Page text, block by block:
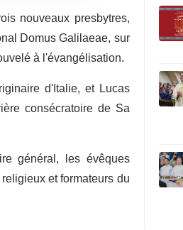
nouveaux presbytres,
Domus Galilaeae, sur
à l'évangélisation.
d'Italie, et Lucas
consécratoire de Sa
général, les évêques
et formateurs du